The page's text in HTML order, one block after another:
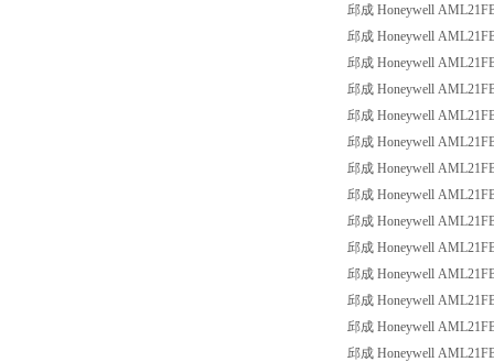
邱成 Honeywell
邱成 Honeywell
邱成 Honeywell
邱成 Honeywell
邱成 Honeywell
邱成 Honeywell
邱成 Honeywell
邱成 Honeywell
邱成 Honeywell
邱成 Honeywell
邱成 Honeywell
邱成 Honeywell
邱成 Honeywell
邱成 Honeywell